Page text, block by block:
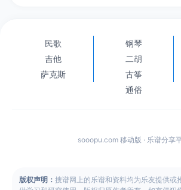
民歌 钢琴
吉他
二胡
萨克斯
古筝
通俗
sooopu.com 移动版 · 乐谱分享
版权声明： 搜谱网上的乐谱和资料均为乐友提供或